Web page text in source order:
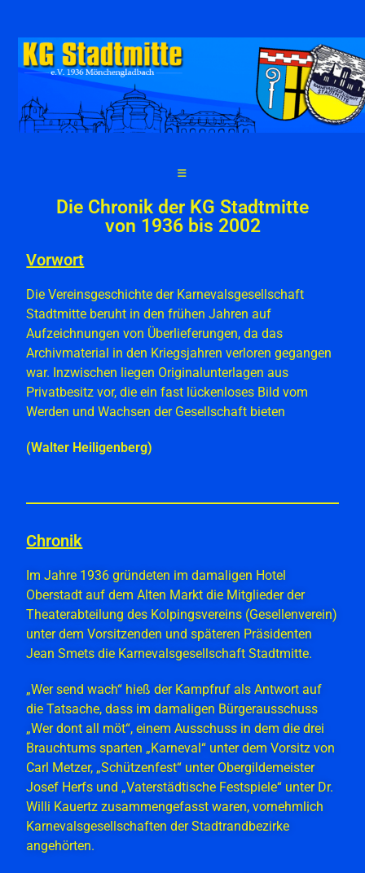
Die Chronik der KG Stadtmitte
von 1936 bis 2002
Vorwort
Die Vereinsgeschichte der Karnevalsgesellschaft
Stadtmitte beruht in den frühen Jahren auf
Aufzeichnungen von Überlieferungen, da das
Archivmaterial in den Kriegsjahren verloren gegangen
war. Inzwischen liegen Originalunterlagen aus
Privatbesitz vor, die ein fast lückenloses Bild vom
Werden und Wachsen der Gesellschaft bieten
(Walter Heiligenberg)
Chronik
Im Jahre 1936 gründeten im damaligen Hotel
Oberstadt auf dem Alten Markt die Mitglieder der
Theaterabteilung des Kolpingsvereins (Gesellenverein)
unter dem Vorsitzenden und späteren Präsidenten
Jean Smets die Karnevalsgesellschaft Stadtmitte.
„Wer send wach“ hieß der Kampfruf als Antwort auf
die Tatsache, dass im damaligen Bürgerausschuss
„Wer dont all möt“,einem Ausschuss in dem die drei
Brauchtums sparten „Karneval“ unter dem Vorsitz von
Carl Metzer, „Schützenfest“ unter Obergildemeister
Josef Herfs und „Vaterstädtische Festspiele“ unter Dr.
Willi Kauertz zusammengefasst waren, vornehmlich
Karnevalsgesellschaften der Stadtrandbezirke
angehörten.